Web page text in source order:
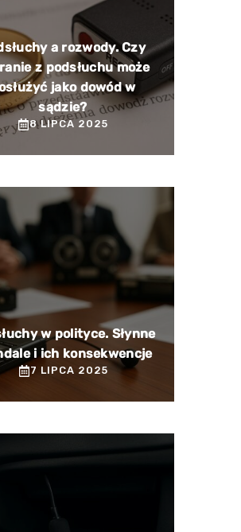
a rozwody. Czy
z podsłuchu może
jako dowód w
sądzie?
8 LIPCA 2025
w polityce. Słynne
i ich konsekwencje
7 LIPCA 2025